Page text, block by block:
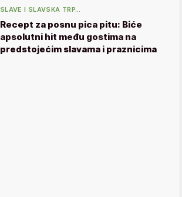
SLAVE I SLAVSKA TRP…
Recept za posnu pica pitu: Biće
apsolutni hit među gostima na
predstojećim slavama i praznicima